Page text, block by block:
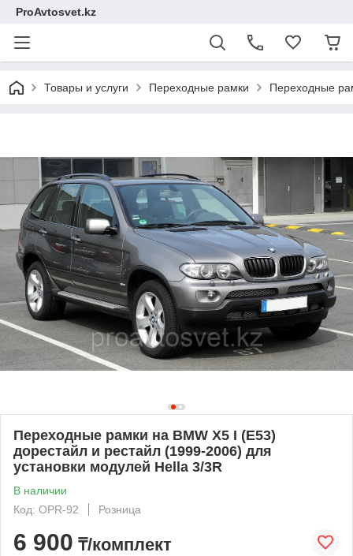
ProAvtosvet.kz
Товары и услуги Переходные рамки Переходные
Переходные рамки на BMW X5 I (E53)
дорестайл и рестайл (1999-2006) для
установки модулей Hella 3/3R
В наличии
Код: OPR-92
Розница
6 900 ₸/комплект